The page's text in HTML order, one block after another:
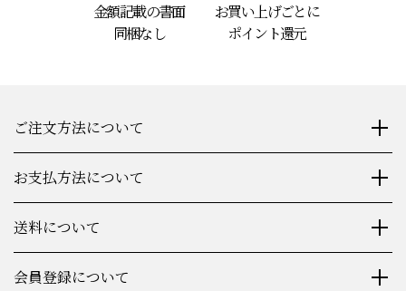
金額記載の書面
同梱なし
お買い上げごとに
ポイント還元
ご注文方法について
お支払方法について
送料について
会員登録について